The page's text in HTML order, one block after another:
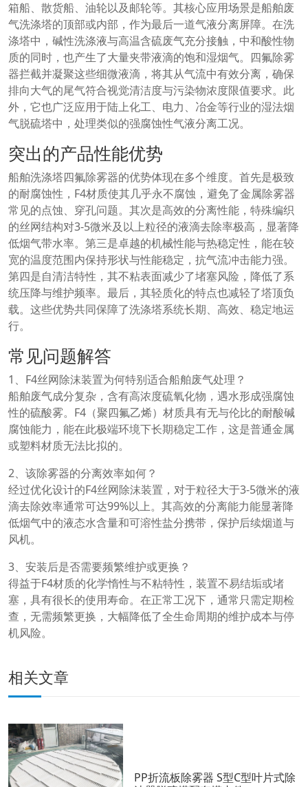
箱船、散货船、油轮以及邮轮等。其核心应用场景是船舶废
气洗涤塔的顶部或内部，作为最后一道气液分离屏障。在洗
涤塔中，碱性洗涤液与高温含硫废气充分接触，中和酸性物
质的同时，也产生了大量夹带液滴的饱和湿烟气。四氟除雾
器拦截并凝聚这些细微液滴，将其从气流中有效分离，确保
排向大气的尾气符合视觉清洁度与污染物浓度限值要求。此
外，它也广泛应用于陆上化工、电力、冶金等行业的湿法烟
气脱硫塔中，处理类似的强腐蚀性气液分离工况。
突出的产品性能优势
船舶洗涤塔四氟除雾器的优势体现在多个维度。首先是极致
的耐腐蚀性，F4材质使其几乎永不腐蚀，避免了金属除雾器
常见的点蚀、穿孔问题。其次是高效的分离性能，特殊编织
的丝网结构对3-5微米及以上粒径的液滴去除率极高，显著降
低烟气带水率。第三是卓越的机械性能与热稳定性，能在较
宽的温度范围内保持形状与性能稳定，抗气流冲击能力强。
第四是自清洁特性，其不粘表面减少了堵塞风险，降低了系
统压降与维护频率。最后，其轻质化的特点也减轻了塔顶负
载。这些优势共同保障了洗涤塔系统长期、高效、稳定地运
行。
常见问题解答
1、F4丝网除沫装置为何特别适合船舶废气处理？
船舶废气成分复杂，含有高浓度硫氧化物，遇水形成强腐蚀
性的硫酸雾。F4（聚四氟乙烯）材质具有无与伦比的耐酸碱
腐蚀能力，能在此极端环境下长期稳定工作，这是普通金属
或塑料材质无法比拟的。
2、该除雾器的分离效率如何？
经过优化设计的F4丝网除沫装置，对于粒径大于3-5微米的液
滴去除效率通常可达99%以上。其高效的分离能力能显著降
低烟气中的液态水含量和可溶性盐分携带，保护后续烟道与
风机。
3、安装后是否需要频繁维护或更换？
得益于F4材质的化学惰性与不粘特性，装置不易结垢或堵
塞，具有很长的使用寿命。在正常工况下，通常只需定期检
查，无需频繁更换，大幅降低了全生命周期的维护成本与停
机风险。
相关文章
PP折流板除雾器 S型C型叶片式除